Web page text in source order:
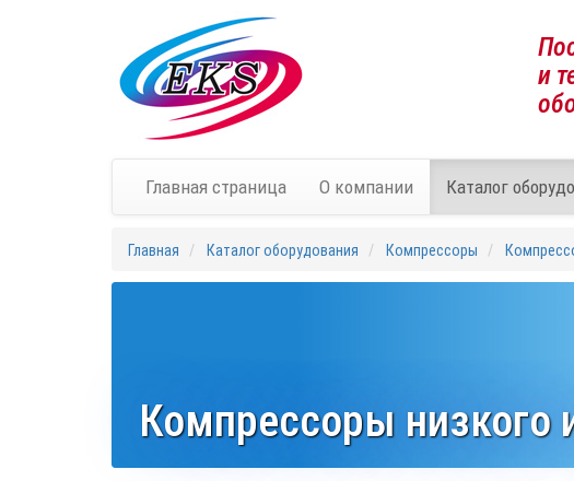
и
Главная страница О компании Каталог
Главная Каталог оборудования Компрессоры
Компрессоры низкого